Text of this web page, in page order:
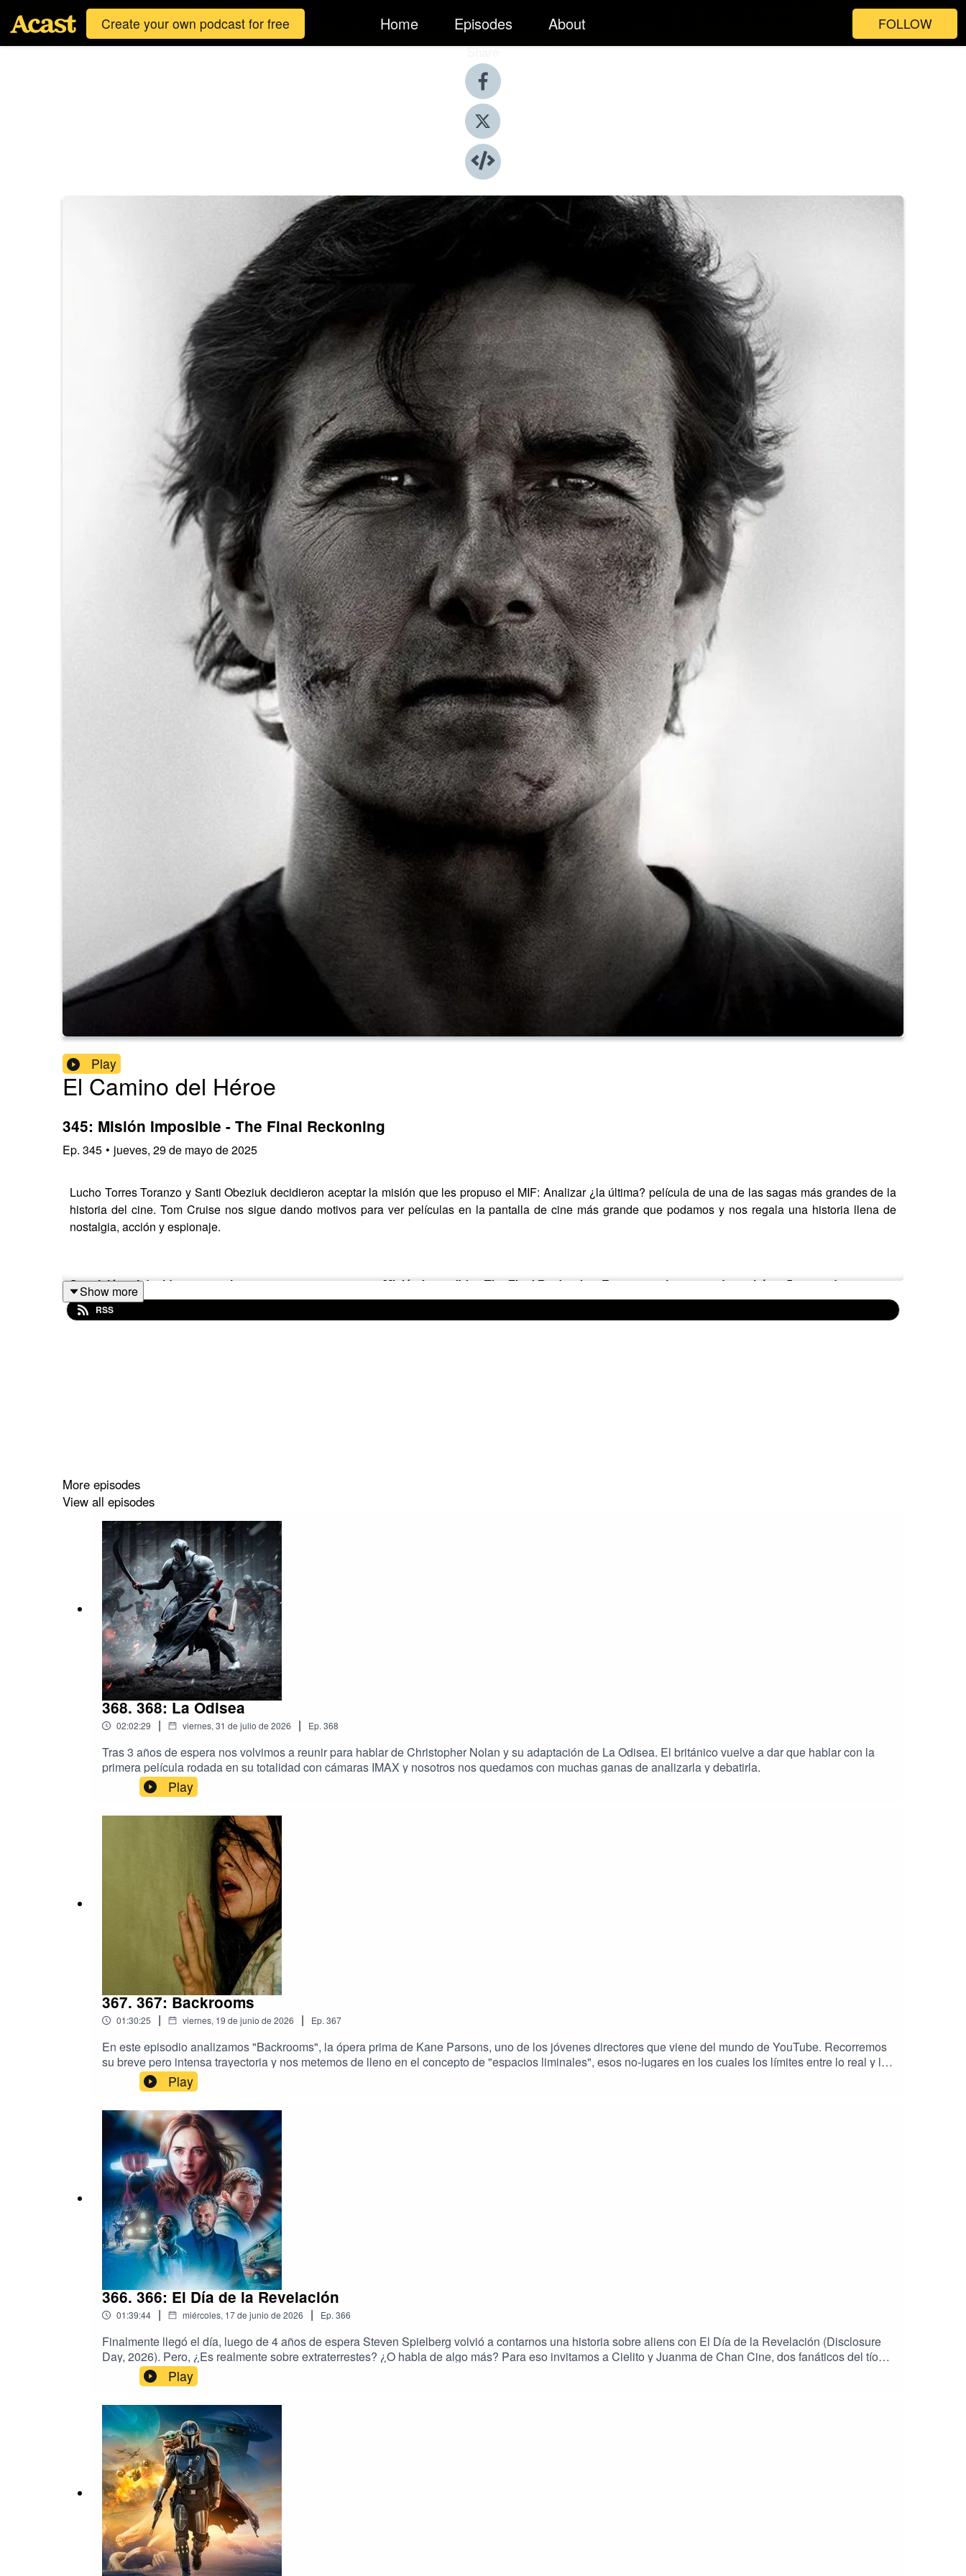
Create your own podcast for free Home Episodes About FOLLOW
Share
Play
El Camino del Héroe
345: Misión Imposible - The Final Reckoning
Ep. 345 • jueves, 29 de mayo de 2025
Lucho Torres Toranzo y Santi Obeziuk decidieron aceptar la misión que les propuso el MIF: Analizar ¿la última? película de una de las sagas más grandes de la
historia del cine. Tom Cruise nos sigue dando motivos para ver películas en la pantalla de cine más grande que podamos y nos regala una historia llena de
nostalgia, acción y espionaje.
Su misión, si deciden aceptarla, es repasar con nosotrosMisión Imposible - The Final Reckoning. Este mensaje se autodestruirá en 5 segundos...
Show more
RSS
More episodes
View all episodes
368. 368: La Odisea
02:02:29 | viernes, 31 de julio de 2026 | Ep. 368
Tras 3 años de espera nos volvimos a reunir para hablar de Christopher Nolan y su adaptación de La Odisea. El británico vuelve a dar que hablar con la
primera película rodada en su totalidad con cámaras IMAX y nosotros nos quedamos con muchas ganas de analizarla y debatirla.
Play
367. 367: Backrooms
01:30:25 | viernes, 19 de junio de 2026 | Ep. 367
En este episodio analizamos "Backrooms", la ópera prima de Kane Parsons, uno de los jóvenes directores que viene del mundo de YouTube. Recorremos
su breve pero intensa trayectoria y nos metemos de lleno en el concepto de "espacios liminales", esos no-lugares en los cuales los límites entre lo real y lo
imposible se confunden, dando paso a un terror psicológico que nos hace plantearnos los límites de la cordura.
Play
366. 366: El Día de la Revelación
01:39:44 | miércoles, 17 de junio de 2026 | Ep. 366
Finalmente llegó el día, luego de 4 años de espera Steven Spielberg volvió a contarnos una historia sobre aliens con El Día de la Revelación (Disclosure
Day, 2026). Pero, ¿Es realmente sobre extraterrestes? ¿O habla de algo más? Para eso invitamos a Cielito y Juanma de Chan Cine, dos fanáticos del tío
Esteban, como vos, como yo y como todo el mundo. Bienvenidos al Camino del Héroe, bienvenidas al maravilloso mundo de Spielberg.
Play